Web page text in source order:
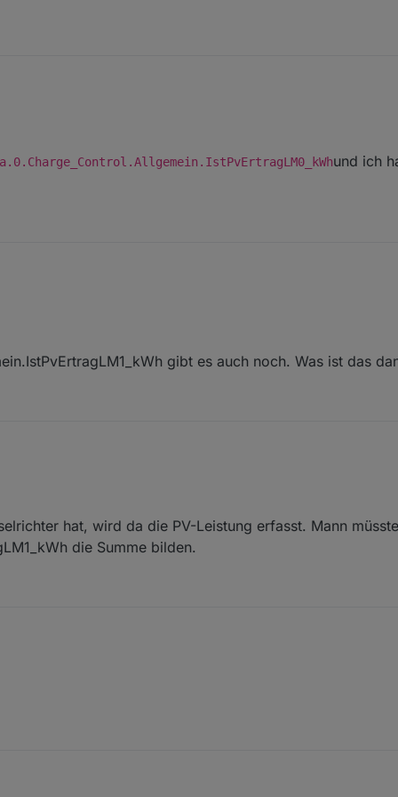
Objekt
und ich
gibt es auch noch. Was ist das
gibt es auch noch. Was ist das dann?
hat, wird da die PV-Leistung erfasst. Mann
die Summe bilden.
die Summe bilden.